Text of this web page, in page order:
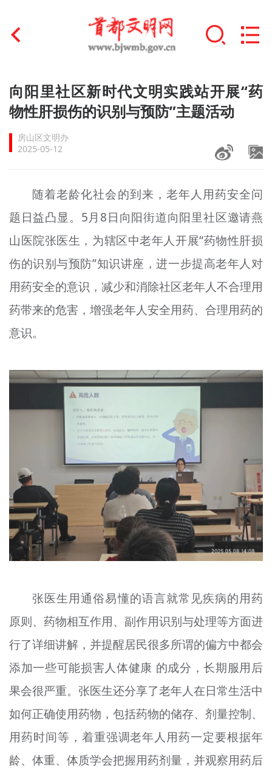
首页
文明创建
文明实践
未成年人思想道德建设
榜样人物
+
身边好人
文明评论
北京宣传文化引导基金
专题
+
向阳里社区新时代文明实践站开展“药
物性肝损伤的识别与预防”主题活动
房山区文明办
2025-05-12
随着老龄化社会的到来，老年人用药安全问
题日益凸显。5月8日向阳街道向阳里社区邀请燕
山医院张医生，为辖区中老年人开展“药物性肝损
伤的识别与预防”知识讲座，进一步提高老年人对
用药安全的意识，减少和消除社区老年人不合理用
药带来的危害，增强老年人安全用药、合理用药的
意识。
张医生用通俗易懂的语言就常见疾病的用药
原则、药物相互作用、副作用识别与处理等方面进
行了详细讲解，并提醒居民很多所谓的偏方中都会
添加一些可能损害人体健康 的成分，长期服用后
果会很严重。张医生还分享了老年人在日常生活中
如何正确使用药物，包括药物的储存、剂量控制、
用药时间等，着重强调老年人用药一定要根据年
龄、体重、体质学会把握用药剂量，并观察用药后